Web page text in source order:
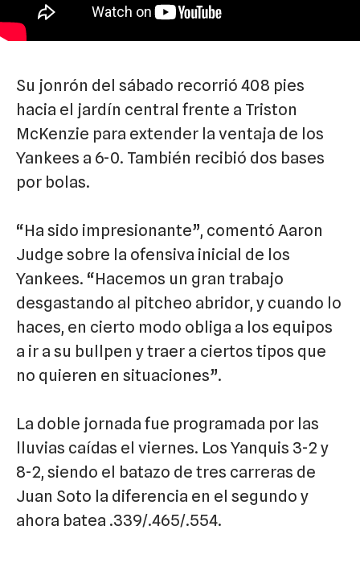
Su jonrón del sábado recorrió 408 pies
hacia el jardín central frente a Triston
McKenzie para extender la ventaja de los
Yankees a 6-0. También recibió dos bases
por bolas.
“Ha sido impresionante”, comentó Aaron
Judge sobre la ofensiva inicial de los
Yankees. “Hacemos un gran trabajo
desgastando al pitcheo abridor, y cuando lo
haces, en cierto modo obliga a los equipos
a ir a su bullpen y traer a ciertos tipos que
no quieren en situaciones”.
La doble jornada fue programada por las
lluvias caídas el viernes. Los Yanquis 3-2 y
8-2, siendo el batazo de tres carreras de
Juan Soto la diferencia en el segundo y
ahora batea .339/.465/.554.